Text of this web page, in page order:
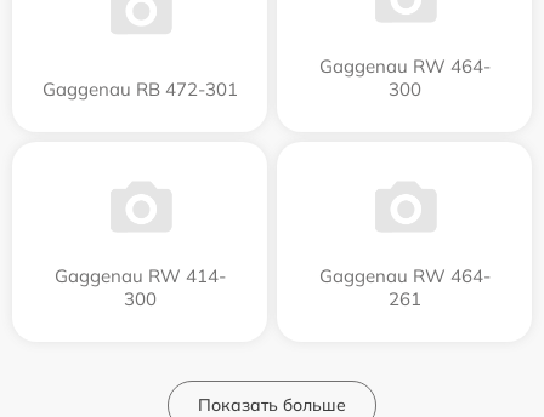
Gaggenau RB 472-301
Gaggenau RW 464-
300
Gaggenau RW 414-
300
Gaggenau RW 464-
261
Показать больше